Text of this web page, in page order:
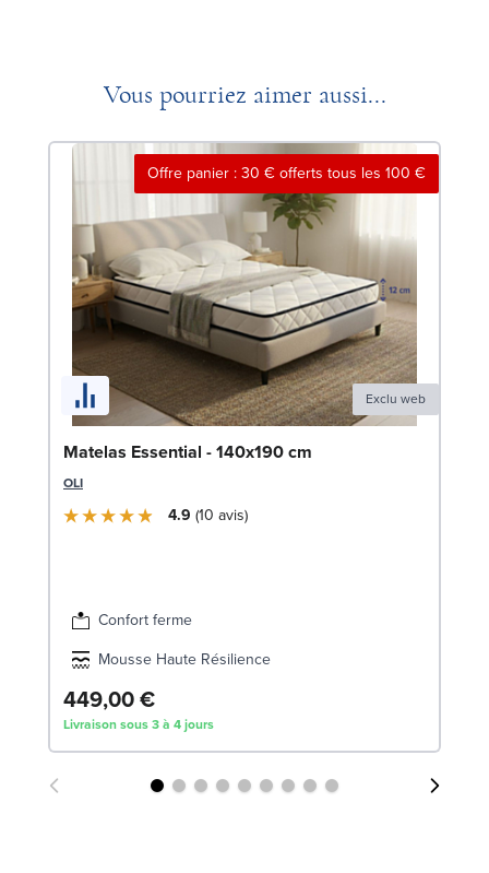
Vous pourriez aimer aussi...
Offre panier : 30 € offerts tous les 100 €
Exclu web
Matelas Essential - 140x190 cm
OLI
4.9 10 avis
Confort ferme
Mousse Haute Résilience
449,00 €
Livraison sous 3 à 4 jours